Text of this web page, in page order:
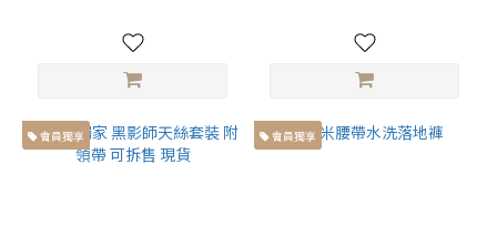
會員獨享 會員獨享